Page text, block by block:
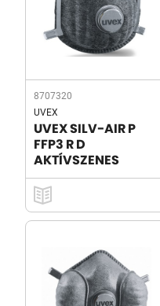
8707320
UVEX
UVEX SILV-AIR P
FFP3 R D
AKTÍVSZENES